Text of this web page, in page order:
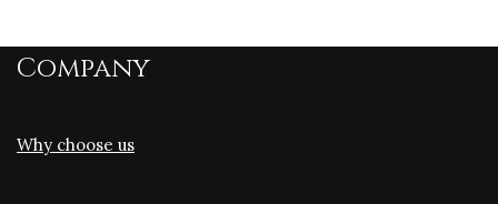
Company
Why choose us